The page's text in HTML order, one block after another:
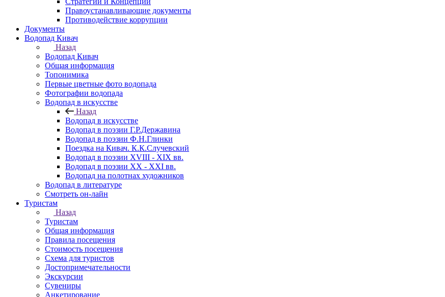
Правоустанавливающие документы
Противодействие коррупции
Документы
Водопад Кивач
Назад
Водопад Кивач
Общая информация
Топонимика
Первые цветные фото водопада
Фотографии водопада
Водопад в искусстве
Назад
Водопад в искусстве
Водопад в поэзии Г.Р.Державина
Водопад в поэзии Ф.Н.Глинки
Поездка на Кивач. К.К.Случевский
Водопад в поэзии XVIII - XIX вв.
Водопад в поэзии XX - XXI вв.
Водопад на полотнах художников
Водопад в литературе
Смотреть он-лайн
Туристам
Назад
Туристам
Общая информация
Правила посещения
Стоимость посещения
Схема для туристов
Достопримечательности
Экскурсии
Сувениры
Анкетирование